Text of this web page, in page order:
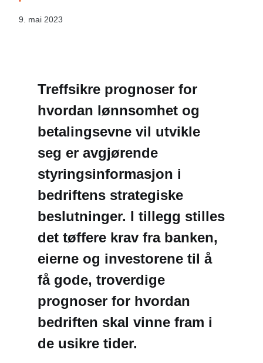
9. mai 2023
Treffsikre prognoser for
hvordan lønnsomhet og
betalingsevne vil utvikle
seg er avgjørende
styringsinformasjon i
bedriftens strategiske
beslutninger. I tillegg stilles
det tøffere krav fra banken,
eierne og investorene til å
få gode, troverdige
prognoser for hvordan
bedriften skal vinne fram i
de usikre tider.